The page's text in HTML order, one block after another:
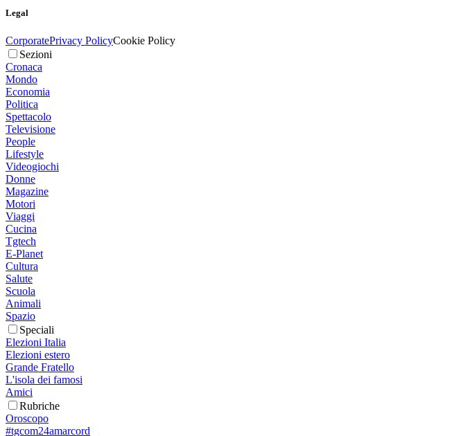
Legal
CorporatePrivacy PolicyCookie Policy
Sezioni
Cronaca
Mondo
Economia
Politica
Spettacolo
Televisione
People
Lifestyle
Videogiochi
Donne
Magazine
Motori
Viaggi
Cucina
Tgtech
E-Planet
Cultura
Salute
Scuola
Animali
Spazio
Speciali
Elezioni Italia
Elezioni estero
Grande Fratello
L'isola dei famosi
Amici
Rubriche
Oroscopo
#tgcom24amarcord